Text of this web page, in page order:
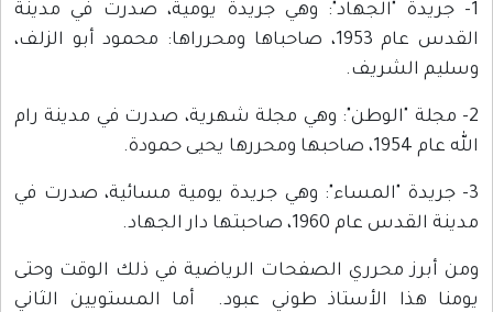
1- جريدة "الجهاد": وهي جريدة يومية، صدرت في مدينة
القدس عام 1953، صاحباها ومحرراها: محمود أبو الزلف،
وسليم الشريف.
2- مجلة "الوطن": وهي مجلة شهرية، صدرت في مدينة رام
الله عام 1954، صاحبها ومحررها يحيى حمودة.
3- جريدة "المساء": وهي جريدة يومية مسائية، صدرت في
مدينة القدس عام 1960، صاحبتها دار الجهاد.
ومن أبرز محرري الصفحات الرياضية في ذلك الوقت وحتى
يومنا هذا الأستاذ طوني عبود. أما المستويين الثاني